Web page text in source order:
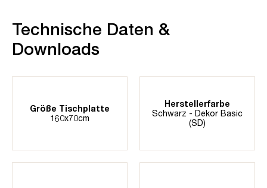
Technische Daten &
Downloads
Größe Tischplatte
160x70cm
Herstellerfarbe
Schwarz - Dekor Basic
(SD)